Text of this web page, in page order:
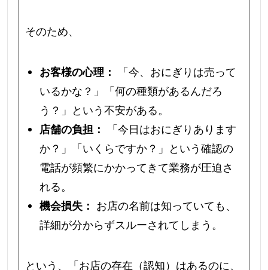
そのため、
お客様の心理：
「今、おにぎりは売って
いるかな？」「何の種類があるんだろ
う？」という不安がある。
店舗の負担：
「今日はおにぎりあります
か？」「いくらですか？」という確認の
電話が頻繁にかかってきて業務が圧迫さ
れる。
機会損失： お店の名前は知っていても、
詳細が分からずスルーされてしまう。
という、「お店の存在（認知）はあるのに、